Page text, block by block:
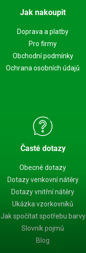
Jak nakoupit
Doprava a platby
Pro firmy
Obchodní podmínky
Ochrana osobních údajů
Časté dotazy
Obecné dotazy
Dotazy venkovní nátěry
Dotazy vnitřní nátěry
Ukázka vzorkovníků
Jak spočítat spotřebu barvy
Slovník pojmů
Blog